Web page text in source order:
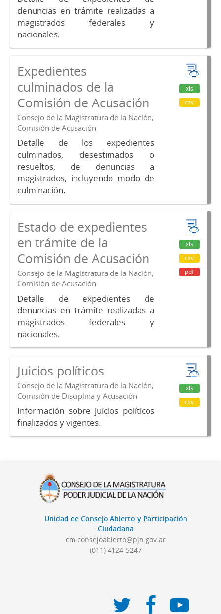
denuncias en trámite realizadas a
magistrados federales y
nacionales.
Expedientes
culminados de la
Comisión de Acusación
Consejo de la Magistratura de la Nación,
Comisión de Acusación
Detalle de los expedientes
culminados, desestimados o
resueltos, de denuncias a
magistrados, incluyendo modo de
culminación.
xls
csv
Estado de expedientes
en trámite de la
Comisión de Acusación
Consejo de la Magistratura de la Nación,
Comisión de Acusación
Detalle de expedientes de
denuncias en trámite realizadas a
magistrados federales y
nacionales.
xls
csv
pdf
Juicios políticos
Consejo de la Magistratura de la Nación,
Comisión de Disciplina y Acusación
Información sobre juicios políticos
finalizados y vigentes.
xls
csv
Unidad de Consejo Abierto y Participación
Ciudadana
cm.consejoabierto@pjn.gov.ar
(011) 4124-5247